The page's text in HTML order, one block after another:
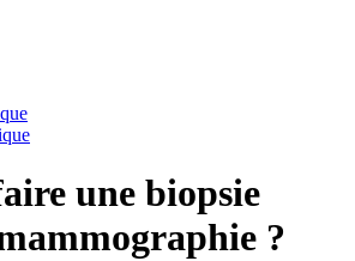
une biopsie
?